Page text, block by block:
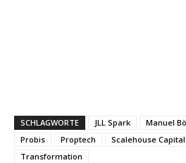
SCHLAGWORTE JLL Spark Manuel
Probis
Proptech Scalehouse Capital
Transformation